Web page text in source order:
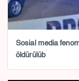
Sosial media
öldürülüb